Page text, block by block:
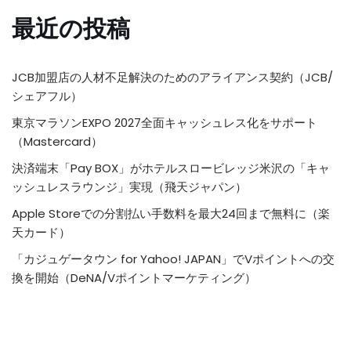
最近の投稿
JCB加盟店の人材不足解決のためのアライアンス契約（JCB/
シェアフル）
東京マラソンEXPO 2027全面キャッシュレス化をサポート
（Mastercard）
決済端末「Pay BOX」がホテルスロービレッジ米沢の「キャ
ッシュレスラウンジ」実現（飛天ジャパン）
Apple Storeでの分割払い手数料を最大24回まで無料に（楽
天カード）
「カジュゲータウン for Yahoo! JAPAN」でVポイントへの交
換を開始（DeNA/Vポイントマーケティング）